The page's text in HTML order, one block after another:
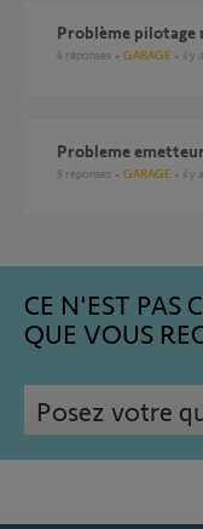
Problème
4 réponses GARAGE il
Probleme
8 réponses GARAGE il
CE N'EST PAS
QUE VOUS
Posez votre